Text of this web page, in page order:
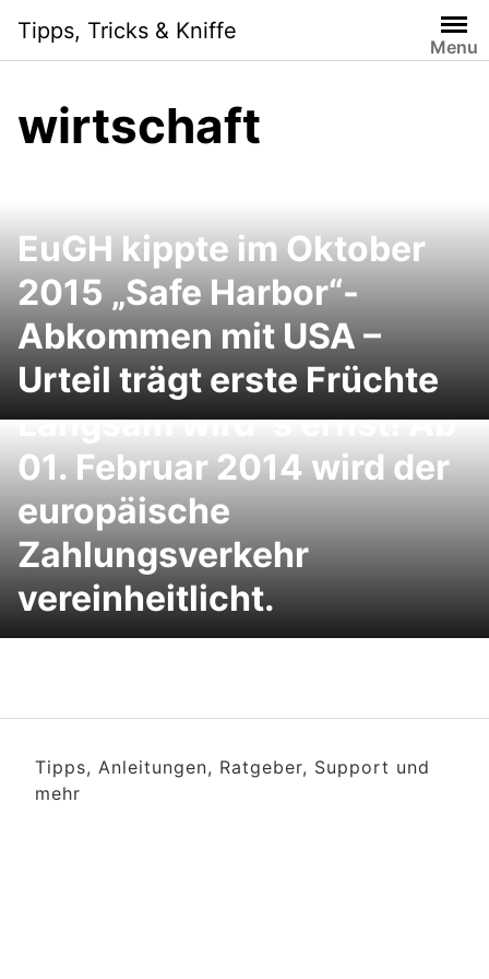
content
Tipps, Tricks & Kniffe
Menu
wirtschaft
EuGH kippte im Oktober
2015 „Safe Harbor“-
Abkommen mit USA –
Urteil trägt erste Früchte
SEPA, IBAN und BIC:
Langsam wird´s ernst! Ab
01. Februar 2014 wird der
europäische
Zahlungsverkehr
vereinheitlicht.
Tipps, Anleitungen, Ratgeber, Support und
mehr